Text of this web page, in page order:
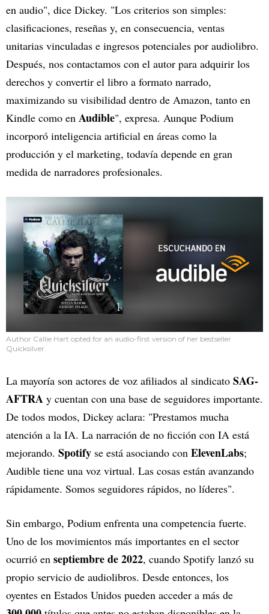
en audio", dice Dickey. "Los criterios son simples:
clasificaciones, reseñas y, en consecuencia, ventas
unitarias vinculadas e ingresos potenciales por audiolibro.
Después, nos contactamos con el autor para adquirir los
derechos y convertir el libro a formato narrado,
maximizando su visibilidad dentro de Amazon, tanto en
Kindle como en Audible", expresa. Aunque Podium
incorporó inteligencia artificial en áreas como la
producción y el marketing, todavía depende en gran
medida de narradores profesionales.
Author Callie Hart opted for an audio-first version of her bestseller
Quicksilver.
La mayoría son actores de voz afiliados al sindicato SAG-
AFTRA y cuentan con una base de seguidores importante.
De todos modos, Dickey aclara: "Prestamos mucha
atención a la IA. La narración de no ficción con IA está
mejorando. Spotify se está asociando con ElevenLabs;
Audible tiene una voz virtual. Las cosas están avanzando
rápidamente. Somos seguidores rápidos, no líderes".
Sin embargo, Podium enfrenta una competencia fuerte.
Uno de los movimientos más importantes en el sector
ocurrió en septiembre de 2022, cuando Spotify lanzó su
propio servicio de audiolibros. Desde entonces, los
oyentes en Estados Unidos pueden acceder a más de